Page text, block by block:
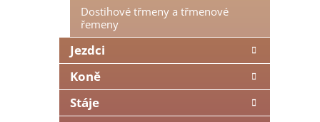
Dostihové třmeny a třmenové
řemeny
Jezdci
Koně
Stáje